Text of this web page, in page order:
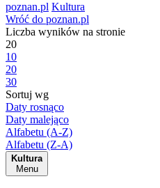
poznan.pl Kultura
Wróć do poznan.pl
Liczba wyników na stronie
20
10
20
30
Sortuj wg
Daty rosnąco
Daty malejąco
Alfabetu (A-Z)
Alfabetu (Z-A)
Kultura
Menu